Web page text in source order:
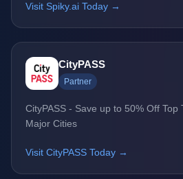
Visit Spiky.ai Today →
CityPASS
Partner
CityPASS - Save up to 50% Off Top
Major Cities
Visit CityPASS Today →